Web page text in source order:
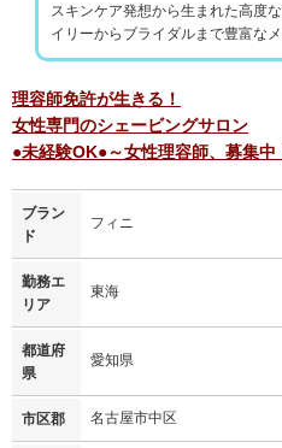
スキンケア発想から生まれた高度
イリーからブライダルまで豊富なメ
理容師免許が生きる！
女性専門のシェービングサロン
●未経験OK●～女性理容師、募集中
ブラン
ド
フィニ
勤務エ
リア
東海
都道府
県
愛知県
市区郡 名古屋市中区